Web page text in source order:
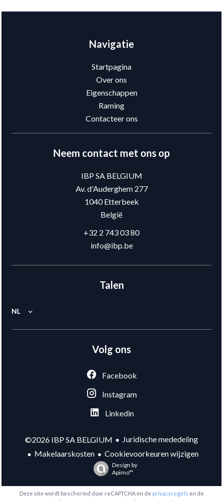
Navigatie
Startpagina
Over ons
Eigenschappen
Raming
Contacteer ons
Neem contact met ons op
IBP SA BELGIUM
Av. d'Auderghem 277
1040Etterbeek
België
+32 2 743 03 80
info@ibp.be
Talen
NL
Volg ons
Facebook
Instagram
Linkedin
©2026 IBP SA BELGIUM
Juridische mededeling
Makelaarskosten
Cookievoorkeuren wijzigen
Design by
Apimo™
Deze site wordt beschermd door reCAPTCHA en de privacyregels en de